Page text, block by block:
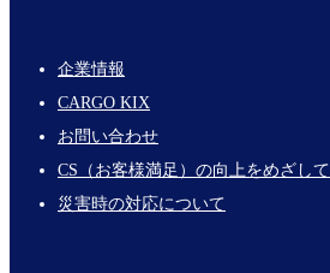
Footer
Links
企業情報
CARGO KIX
お問い合わせ
CS（お客様満足）の向上をめざして
災害時の対応について